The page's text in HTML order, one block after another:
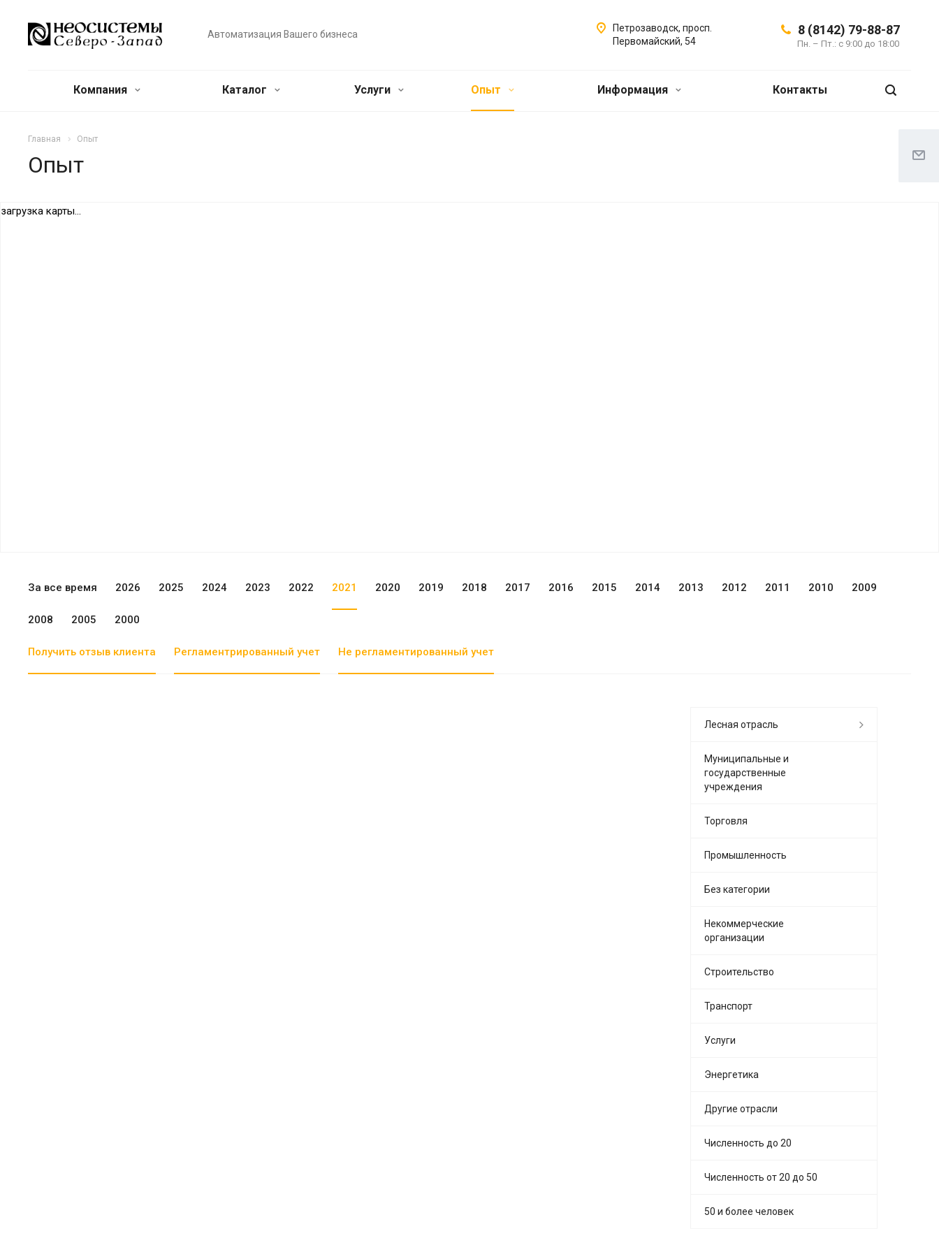
Автоматизация Вашего бизнеса 8 (8142) 79-88-87
Пн. – Пт.: с 9:00 до 18:00
Петрозаводск, просп.
Первомайский, 54
Компания Каталог Услуги Опыт Информация Контакты
Главная Опыт
Опыт
загрузка карты...
За все время 2026 2025 2024 2023 2022 2021 2020 2019 2018 2017 2016 2015 2014 2013 2012 2011 2010 2009
2008 2005 2000
Получить отзыв клиента Регламентрированный учет Не регламентированный учет
Лесная отрасль
Муниципальные и
государственные
учреждения
Торговля
Промышленность
Без категории
Некоммерческие
организации
Строительство
Транспорт
Услуги
Энергетика
Другие отрасли
Численность до 20
Численность от 20 до 50
50 и более человек